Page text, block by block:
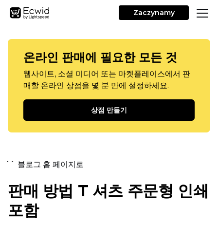
Zaczynamy
온라인 판매에 필요한 모든 것
웹사이트, 소셜 미디어 또는 마켓플레이스에서 판
매할 온라인 상점을 몇 분 만에 설정하세요.
상점 만들기
`` 블로그 홈 페이지로
판매 방법 T 셔츠 주문형 인쇄
포함